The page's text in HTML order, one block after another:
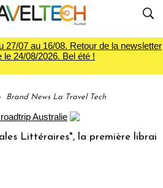
27/07 au 16/08. Retour de la newsletter
le 24/08/2026. Bel été !
Brand News La Travel Tech
la première librairie du